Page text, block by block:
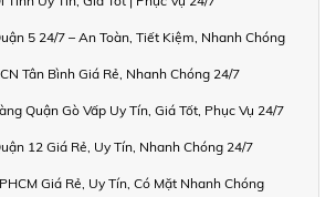
5 24/7 – An Toàn, Tiết Kiệm, Nhanh Chóng
Tân Bình Giá Rẻ, Nhanh Chóng 24/7
Quận Gò Vấp Uy Tín, Giá Tốt, Phục Vụ 24/7
12 Giá Rẻ, Uy Tín, Nhanh Chóng 24/7
Giá Rẻ, Uy Tín, Có Mặt Nhanh Chóng